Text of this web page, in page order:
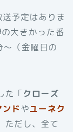
送予定はありま
大きかった番
（金曜日の
た「クローズ
ドやユーネク
ただし、全て